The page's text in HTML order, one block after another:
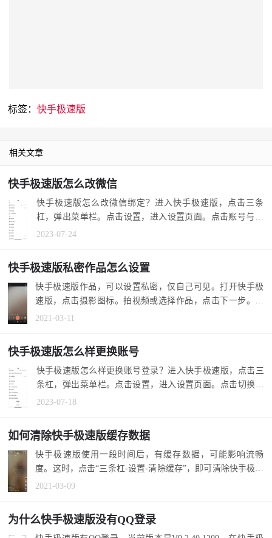
标签：快手极速版
相关文章
快手极速版怎么改微信
快手极速版怎么改微信绑定？进入快手极速版，点击三条
杠，弹出菜单栏。点击设置，进入设置页面。点击账号与安
全，看到第三方...
2023-07-24
快手极速版私密作品怎么设置
快手极速版作品，可以设置私密，仅自己可见。打开快手极
速版，点击摄影图标。拍视频或选择作品，点击下一步。选
择私密，发布...
2021-03-11
快手极速版怎么样更换账号
快手极速版怎么样更换账号登录？进入快手极速版，点击三
条杠，弹出菜单栏。点击设置，进入设置页面。点击切换账
号，点击添加...
2023-07-18
如何清除快手极速版缓存数据
快手极速版使用一段时间后，有缓存数据，可能影响流畅
度。这时，点击“三条杠-设置-清除缓存”，即可清除快手极速
版缓存数据了...
2021-03-09
为什么快手极速版没有QQ登录